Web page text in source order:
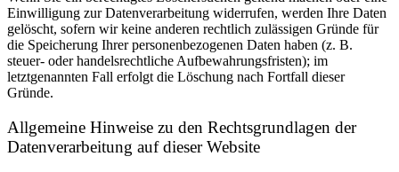
Einwilligung zur Datenverarbeitung widerrufen, werden Ihre Daten
gelöscht, sofern wir keine anderen rechtlich zulässigen Gründe für
die Speicherung Ihrer personenbezogenen Daten haben (z. B.
steuer- oder handelsrechtliche Aufbewahrungsfristen); im
letztgenannten Fall erfolgt die Löschung nach Fortfall dieser
Gründe.
Allgemeine Hinweise zu den Rechtsgrundlagen der
Datenverarbeitung auf dieser Website